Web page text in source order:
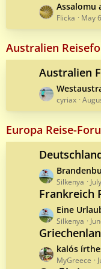
P
o
t
s
L
a
s
t
P
o
s
t
s
Assalomu
Flicka May
Australien
Australien
L
a
s
P
o
s
t
s
Westaustralien
cyriax
Europa Reise-
L
a
s
t
P
o
t
Silkenya
Frankreich
L
a
s
t
P
Eine
Silkenya
L
a
kalós írthes
MyGreece